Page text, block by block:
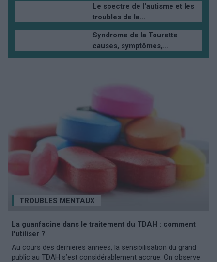
Le spectre de l'autisme et les
troubles de la...
Syndrome de la Tourette -
causes, symptômes,...
TROUBLES MENTAUX
La guanfacine dans le traitement du TDAH : comment
l'utiliser ?
Au cours des dernières années, la sensibilisation du grand
public au TDAH s’est considérablement accrue. On observe